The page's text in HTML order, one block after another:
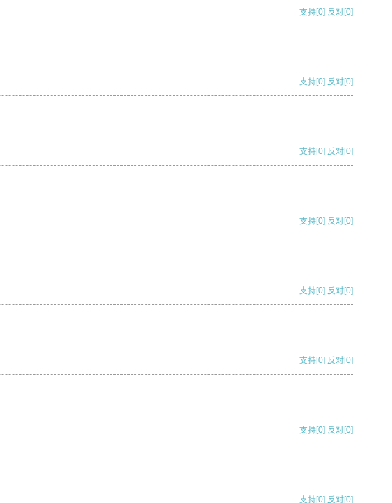
支持[0] 反对[0]
支持[0] 反对[0]
支持[0] 反对[0]
支持[0] 反对[0]
支持[0] 反对[0]
支持[0] 反对[0]
支持[0] 反对[0]
支持[0] 反对[0]